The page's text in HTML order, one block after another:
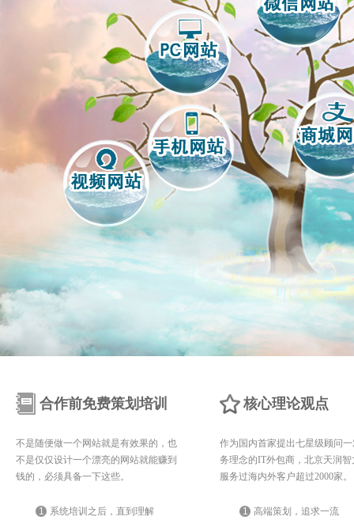
合作前免费策划培训
不是随便做一个网站就是有效果的，也
不是仅仅设计一个漂亮的网站就能赚到
钱的，必须具备一下这些。
1
系统培训之后，直到理解
核心理论观点
作为国内首家提出七星级顾问
务理念的IT外包商，北京天润智
服务过海内外客户超过2000家。
1 高端策划，追求一流